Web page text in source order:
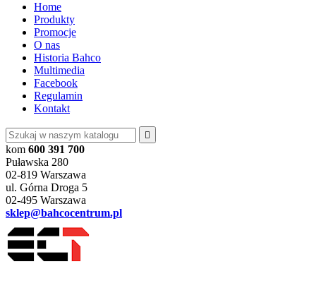
Home
Produkty
Promocje
O nas
Historia Bahco
Multimedia
Facebook
Regulamin
Kontakt

kom 600 391 700
Puławska 280
02-819 Warszawa
ul. Górna Droga 5
02-495 Warszawa
sklep@bahcocentrum.pl